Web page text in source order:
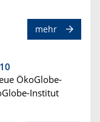
mehr
ÖkoGlobe-
Institut